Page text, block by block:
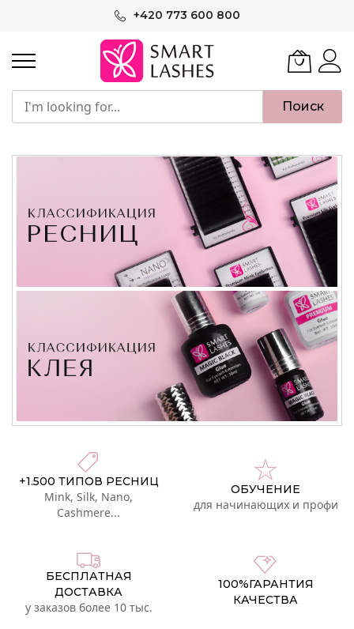
+420 773 600 800
Поиск
+1.500 ТИПОВ РЕСНИЦ
Mink, Silk, Nano,
Cashmere...
ОБУЧЕНИЕ
для начинающих и профи
БЕСПЛАТНАЯ
ДОСТАВКА
у заказов более 10 тыс.
100%ГАРАНТИЯ
КАЧЕСТВА